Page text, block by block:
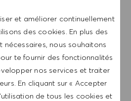
et améliorer continuellement
des cookies. En plus des
nécessaires, nous souhaitons
te fournir des fonctionnalités
nos services et traiter
En cliquant sur « Accepter
de tous les cookies et
à la POLITIQUE DE
.
(obligatoire)